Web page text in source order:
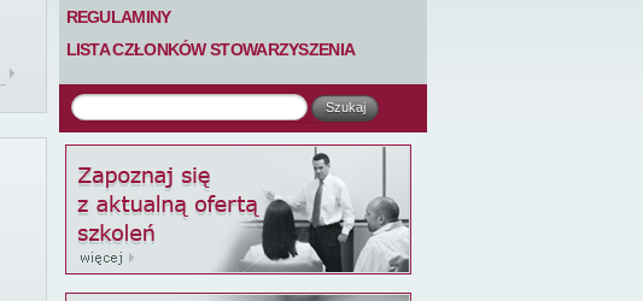
REGULAMINY
LISTA CZŁONKÓW STOWARZYSZENIA